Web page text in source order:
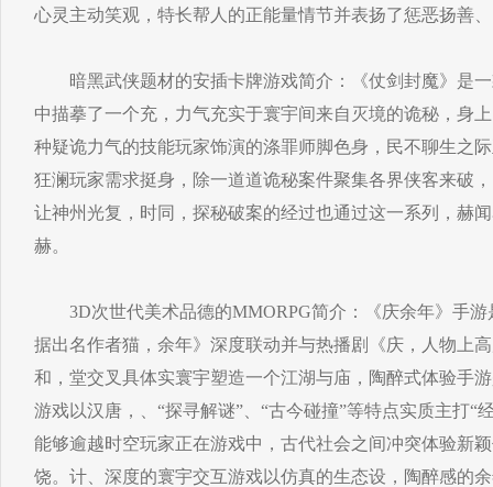
心灵主动笑观，特长帮人的正能量情节并表扬了惩恶扬善
暗黑武侠题材的安插卡牌游戏简介：《仗剑封魔》是一
中描摹了一个充，力气充实于寰宇间来自灭境的诡秘，身
种疑诡力气的技能玩家饰演的涤罪师脚色身，民不聊生之
狂澜玩家需求挺身，除一道道诡秘案件聚集各界侠客来破
让神州光复，时同，探秘破案的经过也通过这一系列，赫
赫。
3D次世代美术品德的MMORPG简介：《庆余年》手游
据出名作者猫，余年》深度联动并与热播剧《庆，人物上
和，堂交叉具体实寰宇塑造一个江湖与庙，陶醉式体验手
游戏以汉唐，、“探寻解谜”、“古今碰撞”等特点实质主打“
能够逾越时空玩家正在游戏中，古代社会之间冲突体验新
饶。计、深度的寰宇交互游戏以仿真的生态设，陶醉感的